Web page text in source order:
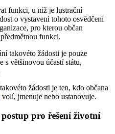
funkci, u níž je lustrační
o vystavení tohoto osvědčení
pro kterou občan
funkci.
takovéto žádosti je pouze
s většinovou účastí státu,
žádosti je ten, kdo občana
volí, jmenuje nebo ustanovuje.
pro řešení životní